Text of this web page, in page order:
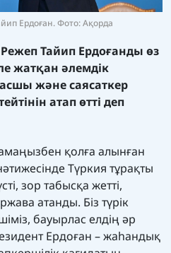
Ердоған. Фото: Ақорда
Тайип Ердоғанды өз
жатқан әлемдік
және саясаткер
атап өтті деп
қолға алынған
Түркия тұрақты
зор табысқа жетті,
атанды. Біз түрік
бауырлас елдің әр
Ердоған – жаһандық